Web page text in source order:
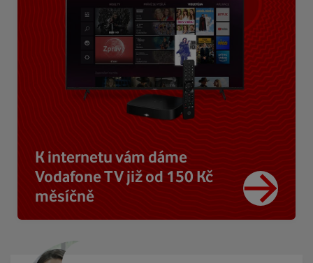
K internetu vám dáme
Vodafone TV již od 150 Kč
měsíčně